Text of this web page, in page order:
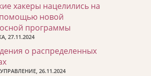
хакеры нацелились на
помощью новой
программы
27.11.2024
о распределенных
26.11.2024